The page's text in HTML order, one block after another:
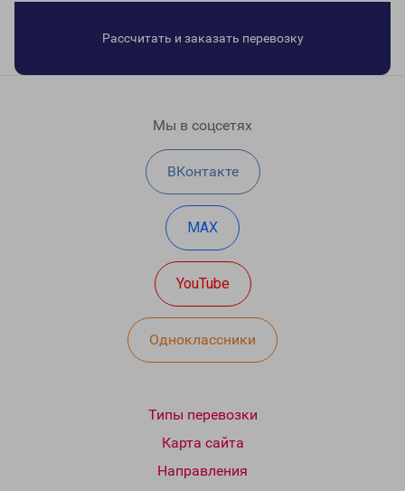
Рассчитать и заказать перевозку
Мы в соцсетях
ВКонтакте
MAX
YouTube
Одноклассники
Типы перевозки
Карта сайта
Направления